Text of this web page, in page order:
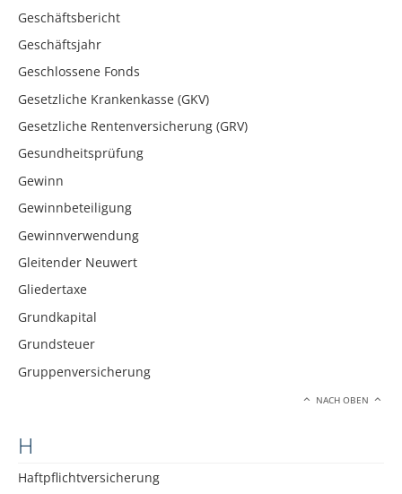
Geschäftsbericht
Geschäftsjahr
Geschlossene Fonds
Gesetzliche Krankenkasse (GKV)
Gesetzliche Rentenversicherung (GRV)
Gesundheitsprüfung
Gewinn
Gewinnbeteiligung
Gewinnverwendung
Gleitender Neuwert
Gliedertaxe
Grundkapital
Grundsteuer
Gruppenversicherung
NACH OBEN
H
Haftpflichtversicherung